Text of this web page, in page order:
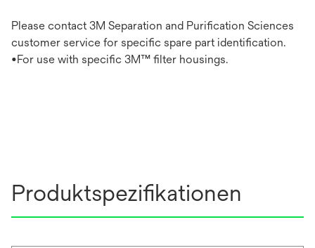
Please contact 3M Separation and Purification Sciences
customer service for specific spare part identification.
•For use with specific 3M™ filter housings.
Produktspezifikationen